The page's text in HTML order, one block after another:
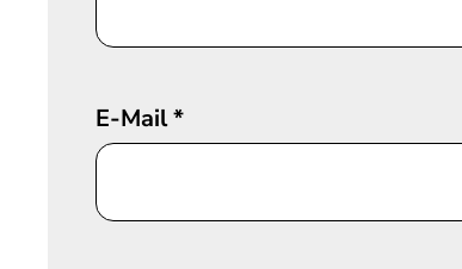
E-Mail*